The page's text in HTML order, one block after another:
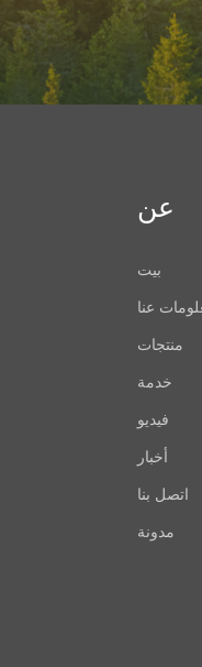
عن
بيت
عنا
منتجات
خدمة
فيديو
أخبار
اتصل بنا
مدونة